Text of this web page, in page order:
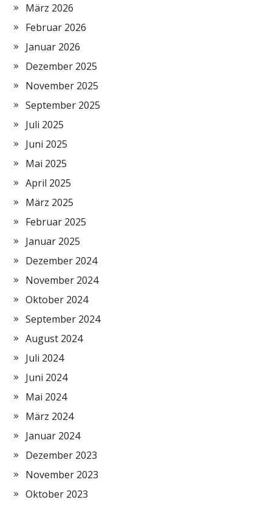
März 2026
Februar 2026
Januar 2026
Dezember 2025
November 2025
September 2025
Juli 2025
Juni 2025
Mai 2025
April 2025
März 2025
Februar 2025
Januar 2025
Dezember 2024
November 2024
Oktober 2024
September 2024
August 2024
Juli 2024
Juni 2024
Mai 2024
März 2024
Januar 2024
Dezember 2023
November 2023
Oktober 2023